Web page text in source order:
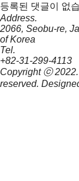
등록된 댓글이 없
Address.
2066, Seobu-re,
of Korea
Tel.
+82-31-299-4113
Copyright ⓒ 2022.
reserved.